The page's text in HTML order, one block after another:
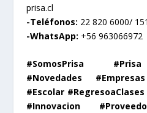
prisa.cl
-Teléfonos: 22 820 6000/
-WhatsApp: +56 963066972
#SomosPrisa
#Novedades
#Escolar
#Innovacion